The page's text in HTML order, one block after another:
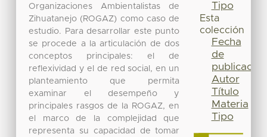
Organizaciones Ambientalistas de
Zihuatanejo (ROGAZ) como caso de
estudio. Para desarrollar este punto
se procede a la articulación de dos
conceptos principales: el de
reflexividad y el de red social, en un
planteamiento que permita
examinar el desempeño y
principales rasgos de la ROGAZ, en
el marco de la complejidad que
representa su capacidad de tomar
Tipo
Esta
colección
Fecha
de
publicación
Autor
Título
Materia
Tipo